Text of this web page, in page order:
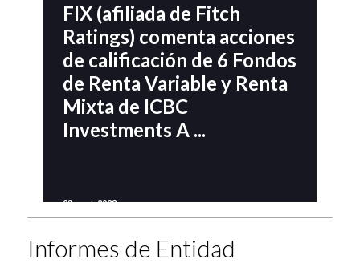
FIX (afiliada de Fitch
Ratings) comenta acciones
de calificación de 6 Fondos
de Renta Variable y Renta
Mixta de ICBC
Investments A ...
28-sept-2023
Informes de Entidad